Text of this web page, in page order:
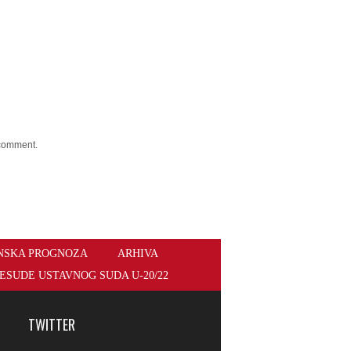
PROGNOZA
ARHIVA
USTAVNOG SUDA U-20/22
TWITTER